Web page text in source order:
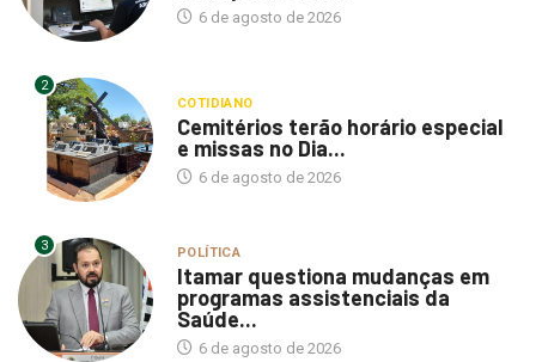
6 de agosto de 2026
2
COTIDIANO
Cemitérios terão horário especial
e missas no Dia...
6 de agosto de 2026
3 POLÍTICA
Itamar questiona mudanças em
programas assistenciais da
Saúde...
6 de agosto de 2026